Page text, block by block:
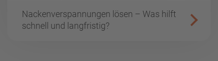
Nackenverspannungen lösen – Was hilft
schnell und langfristig?